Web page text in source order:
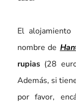
El
nombre de
rupias(28
Además, si
por favor,